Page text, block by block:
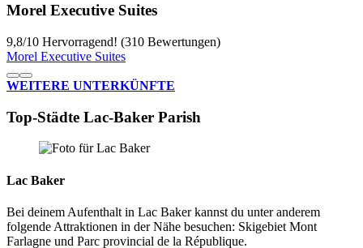
Morel Executive Suites
9,8/10 Hervorragend! (310 Bewertungen)
Morel Executive Suites
WEITERE UNTERKÜNFTE
Top-Städte Lac-Baker Parish
Lac Baker
Bei deinem Aufenthalt in Lac Baker kannst du unter anderem
folgende Attraktionen in der Nähe besuchen: Skigebiet Mont
Farlagne und Parc provincial de la République.